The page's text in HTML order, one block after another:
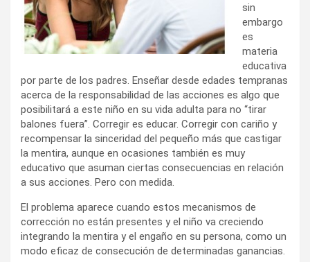
sin
embargo
es
materia
educativa
por parte de los padres. Enseñar desde edades tempranas
acerca de la responsabilidad de las acciones es algo que
posibilitará a este niño en su vida adulta para no “tirar
balones fuera”. Corregir es educar. Corregir con cariño y
recompensar la sinceridad del pequeño más que castigar
la mentira, aunque en ocasiones también es muy
educativo que asuman ciertas consecuencias en relación
a sus acciones. Pero con medida.
El problema aparece cuando estos mecanismos de
corrección no están presentes y el niño va creciendo
integrando la mentira y el engaño en su persona, como un
modo eficaz de consecución de determinadas ganancias.